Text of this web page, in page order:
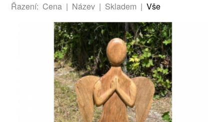
Řazení: Cena| Název| Skladem | Vše